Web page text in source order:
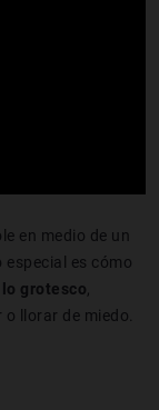
en medio de un
es cómo
grotesco,
llorar de miedo.